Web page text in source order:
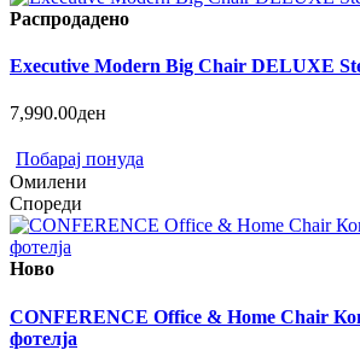
Распродадено
Executive Modern Big Chair DELUXE
7,990.00ден
Побарај понуда
Омилени
Спореди
Ново
CONFERENCE Office & Home Chair
фотелја